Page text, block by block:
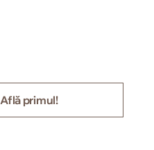
Află primul!